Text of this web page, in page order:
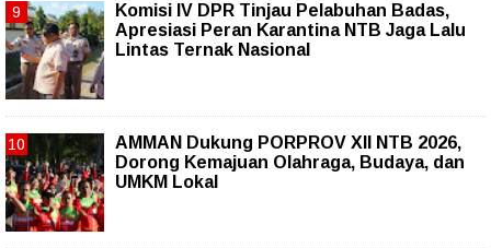
Komisi IV DPR Tinjau Pelabuhan Badas,
Apresiasi Peran Karantina NTB Jaga Lalu
Lintas Ternak Nasional
AMMAN Dukung PORPROV XII NTB 2026,
Dorong Kemajuan Olahraga, Budaya, dan
UMKM Lokal